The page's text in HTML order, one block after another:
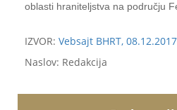
oblasti hraniteljstva na području
IZVOR: Vebsajt BHRT,
Naslov: Redakcija